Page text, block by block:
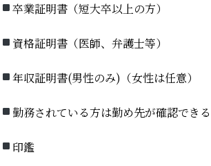
卒業証明書（短大卒以上の方）
資格証明書（医師、弁護士等）
年収証明書(男性のみ)（女性は任意）
勤務されている方は勤め先が確認でき
印鑑